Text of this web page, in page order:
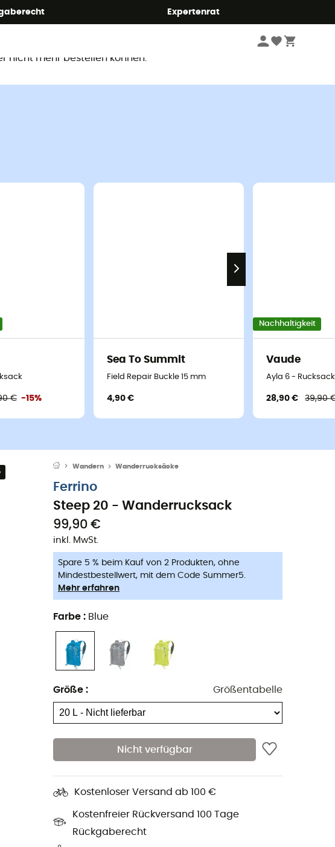
Expertenrat
nicht mehr bestellen können.
€ -15%
Sea To Summit
Field Repair Buckle 15 mm
4,90 €
Nachhaltigkeit
Vaude
Ayla 6 -
28,90 € 39,90
Wandern Wanderrucksäcke
Ferrino
Steep 20 - Wanderrucksack
99,90 €
inkl. MwSt.
Spare 5 % beim Kauf von 2 Produkten, ohne
Mindestbestellwert, mit dem Code Summer5.
Mehr erfahren
Farbe : Blue
Größe : Größentabelle
Nicht verfügbar
Kostenloser Versand ab 100 €
Kostenfreier Rückversand 100 Tage
Rückgaberecht